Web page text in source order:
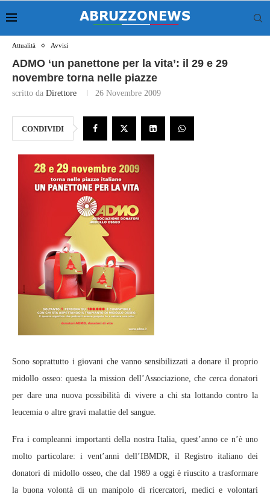
Attualità Avvisi
ADMO ‘un panettone per la vita’: il 29 e 29
novembre torna nelle piazze
scritto da Direttore 26 Novembre 2009
CONDIVIDI
Sono soprattutto i giovani che vanno sensibilizzati a donare il proprio
midollo osseo: questa la mission dell’Associazione, che cerca donatori
per dare una nuova possibilità di vivere a chi sta lottando contro la
leucemia o altre gravi malattie del sangue.
Fra i compleanni importanti della nostra Italia, quest’anno ce n’è uno
molto particolare: i vent’anni dell’IBMDR, il Registro italiano dei
donatori di midollo osseo, che dal 1989 a oggi è riuscito a trasformare
la buona volontà di un manipolo di ricercatori, medici e volontari